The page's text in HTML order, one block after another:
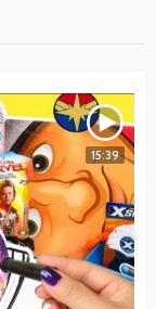
15:39